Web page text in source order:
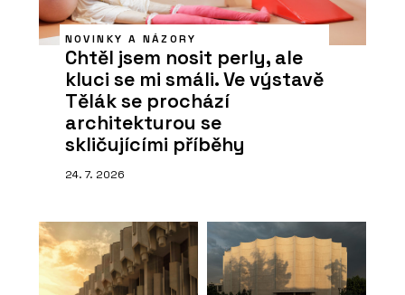
NOVINKY A NÁZORY
Chtěl jsem nosit perly, ale
kluci se mi smáli. Ve výstavě
Tělák se prochází
architekturou se
skličujícími příběhy
24. 7. 2026